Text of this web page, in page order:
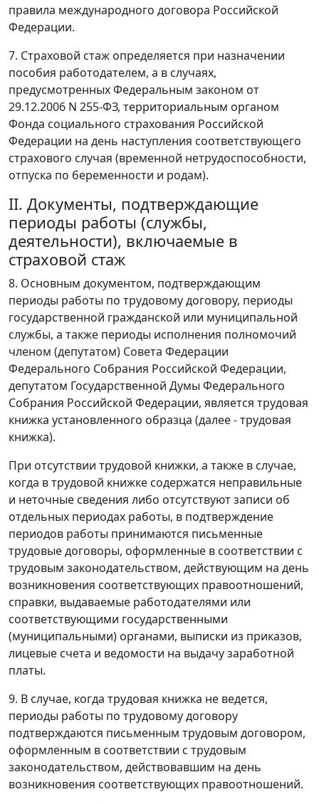
правила международного договора Российской
Федерации.
7. Страховой стаж определяется при назначении
пособия работодателем, а в случаях,
предусмотренных Федеральным законом от
29.12.2006 N 255-ФЗ, территориальным органом
Фонда социального страхования Российской
Федерации на день наступления соответствующего
страхового случая (временной нетрудоспособности,
отпуска по беременности и родам).
II. Документы, подтверждающие
периоды работы (службы,
деятельности), включаемые в
страховой стаж
8. Основным документом, подтверждающим
периоды работы по трудовому договору, периоды
государственной гражданской или муниципальной
службы, а также периоды исполнения полномочий
членом (депутатом) Совета Федерации
Федерального Собрания Российской Федерации,
депутатом Государственной Думы Федерального
Собрания Российской Федерации, является трудовая
книжка установленного образца (далее - трудовая
книжка).
При отсутствии трудовой книжки, а также в случае,
когда в трудовой книжке содержатся неправильные
и неточные сведения либо отсутствуют записи об
отдельных периодах работы, в подтверждение
периодов работы принимаются письменные
трудовые договоры, оформленные в соответствии с
трудовым законодательством, действующим на день
возникновения соответствующих правоотношений,
справки, выдаваемые работодателями или
соответствующими государственными
(муниципальными) органами, выписки из приказов,
лицевые счета и ведомости на выдачу заработной
платы.
9. В случае, когда трудовая книжка не ведется,
периоды работы по трудовому договору
подтверждаются письменным трудовым договором,
оформленным в соответствии с трудовым
законодательством, действовавшим на день
возникновения соответствующих правоотношений.